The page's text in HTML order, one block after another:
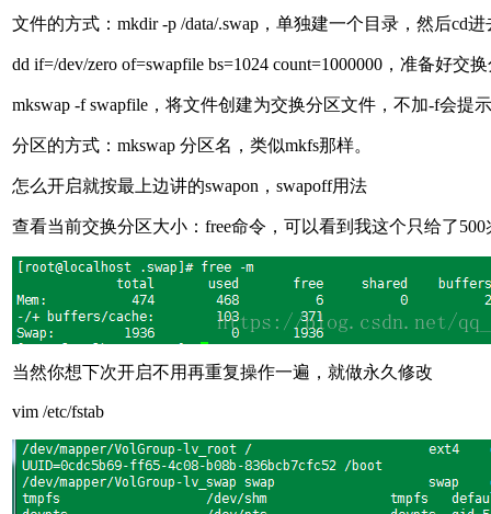
文件的方式：mkdir -p /data/.swap，单独建一个目录，然后cd进
dd if=/dev/zero of=swapfile bs=1024 count=1000000，准备好
mkswap -f swapfile，将文件创建为交换分区文件，不加-f会提示
分区的方式：mkswap 分区名，类似mkfs那样。
怎么开启就按最上边讲的swapon，swapoff用法
查看当前交换分区大小：free命令，可以看到我这个只给了
当然你想下次开启不用再重复操作一遍，就做永久修改
vim /etc/fstab